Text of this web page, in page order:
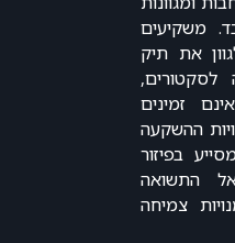
משקיעים
את תיק
זמינים
ההשקעה
בפיזור
התשואה
צמיחה